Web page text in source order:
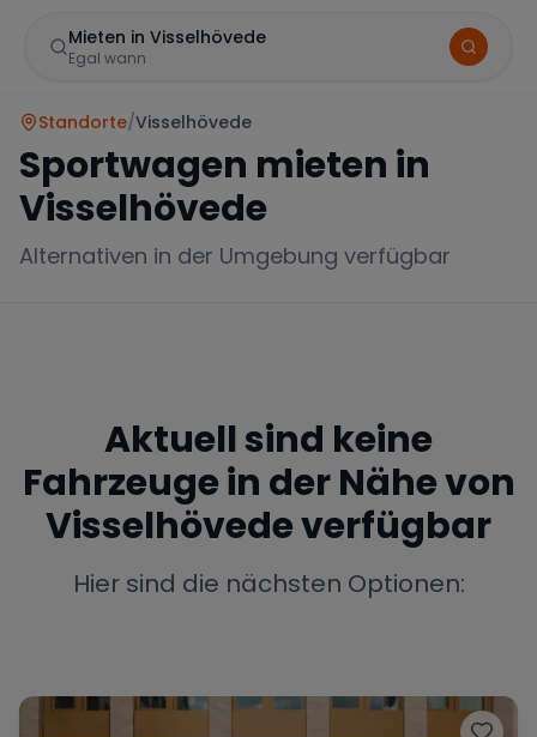
Mieten in Visselhövede
Egal wann
Mercedes BMW Audi
Standorte/Visselhövede
Sportwagen mieten in
Visselhövede
Alternativen in der Umgebung verfügbar
Aktuell sind keine
Fahrzeuge in der Nähe von
Visselhövedeverfügbar
Hier sind die nächsten Optionen: